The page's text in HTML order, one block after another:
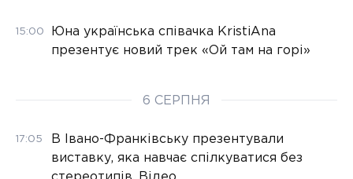
15:00
Юна українська співачка KristiAna
презентує новий трек «Ой там на горі»
6 СЕРПНЯ
17:05
В Івано-Франківську презентували
виставку, яка навчає спілкуватися без